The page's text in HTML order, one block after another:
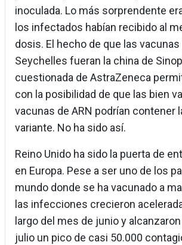
inoculada. Lo más sorprendente
los infectados habían recibido al
dosis. El hecho de que las
Seychelles fueran la china de
cuestionada de AstraZeneca
con la posibilidad de que las bien
vacunas de ARN podrían contener
variante. No ha sido así.
Reino Unido ha sido la puerta de
en Europa. Pese a ser uno de los
mundo donde se ha vacunado a
las infecciones crecieron
largo del mes de junio y
julio un pico de casi 50.000